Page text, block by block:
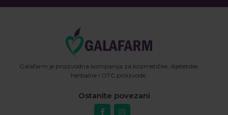
Galafarm je proizvodna kompanija za kozmetičke, dijetetske,
herbalne i OTC proizvode.
Ostanite povezani